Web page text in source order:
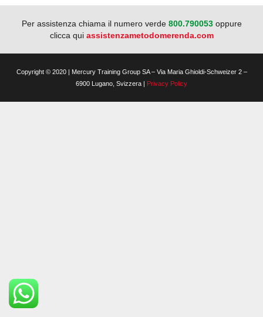
Per assistenza chiama il numero verde 800.790053 oppure
clicca qui assistenzametodomerenda.com
Copyright © 2020 | Mercury Training Group SA – Via Maria Ghioldi-Schweizer 2 –
6900 Lugano, Svizzera | Privacy Policy